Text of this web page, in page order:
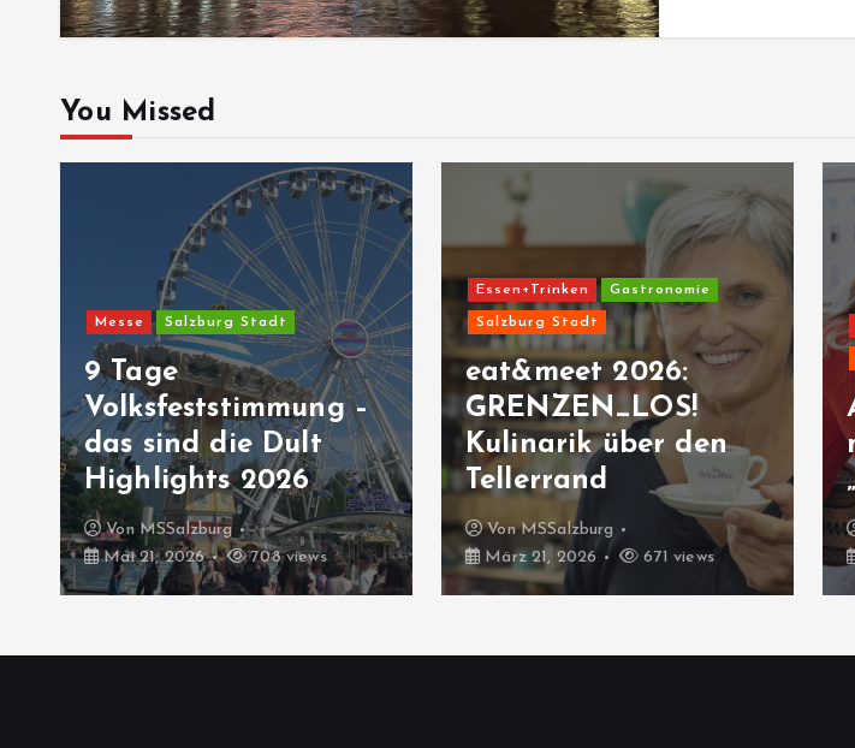
You Missed
Messe Salzburg Stadt
9 Tage
Volksfeststimmung –
das sind die Dult
Highlights 2026
Von MSSalzburg
Mai 21, 2026
708 views
Essen+Trinken Gastronomie
Salzburg Stadt
eat&meet 2026:
GRENZEN_LOS!
Kulinarik über den
Tellerrand
VonMSSalzburg
März 21, 2026
671 views